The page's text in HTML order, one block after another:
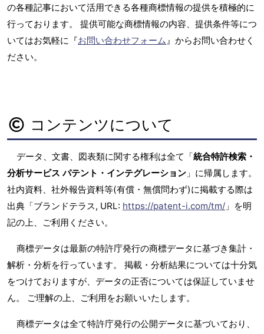
の各種記事において活用できる各種商標情報の提供を積極的に
行っております。 提供可能な商標情報の内容、提供条件等につ
いてはお気軽に『お問い合わせフォーム 』からお問い合わせく
ださい。
コンテンツについて
データ、文書、図表類に関する権利は全て「統合特許検索・
分析サービス パテント・インテグレーション 」に帰属します。
社内資料、社外報告資料等(有償・無償問わず)に掲載する際は
出典「ブランドテラス, URL: https://patent-i.com/tm/ 」を明
記の上、ご利用ください。
商標データは最新の特許庁発行の商標データに基づき集計・
解析・分析を行っています。 掲載・分析結果については十分気
をつけておりますが、データの正否については保証していませ
ん。 ご理解の上、ご利用をお願いいたします。
商標データは全て特許庁発行の公開データに基づいており、